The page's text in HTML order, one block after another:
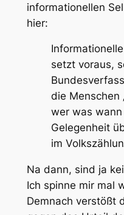
informationellen
hier:
setzt voraus,
die Menschen
wer was
Gelegenheit
im
Na dann, sind ja
Ich spinne mir mal
Demnach verstößt